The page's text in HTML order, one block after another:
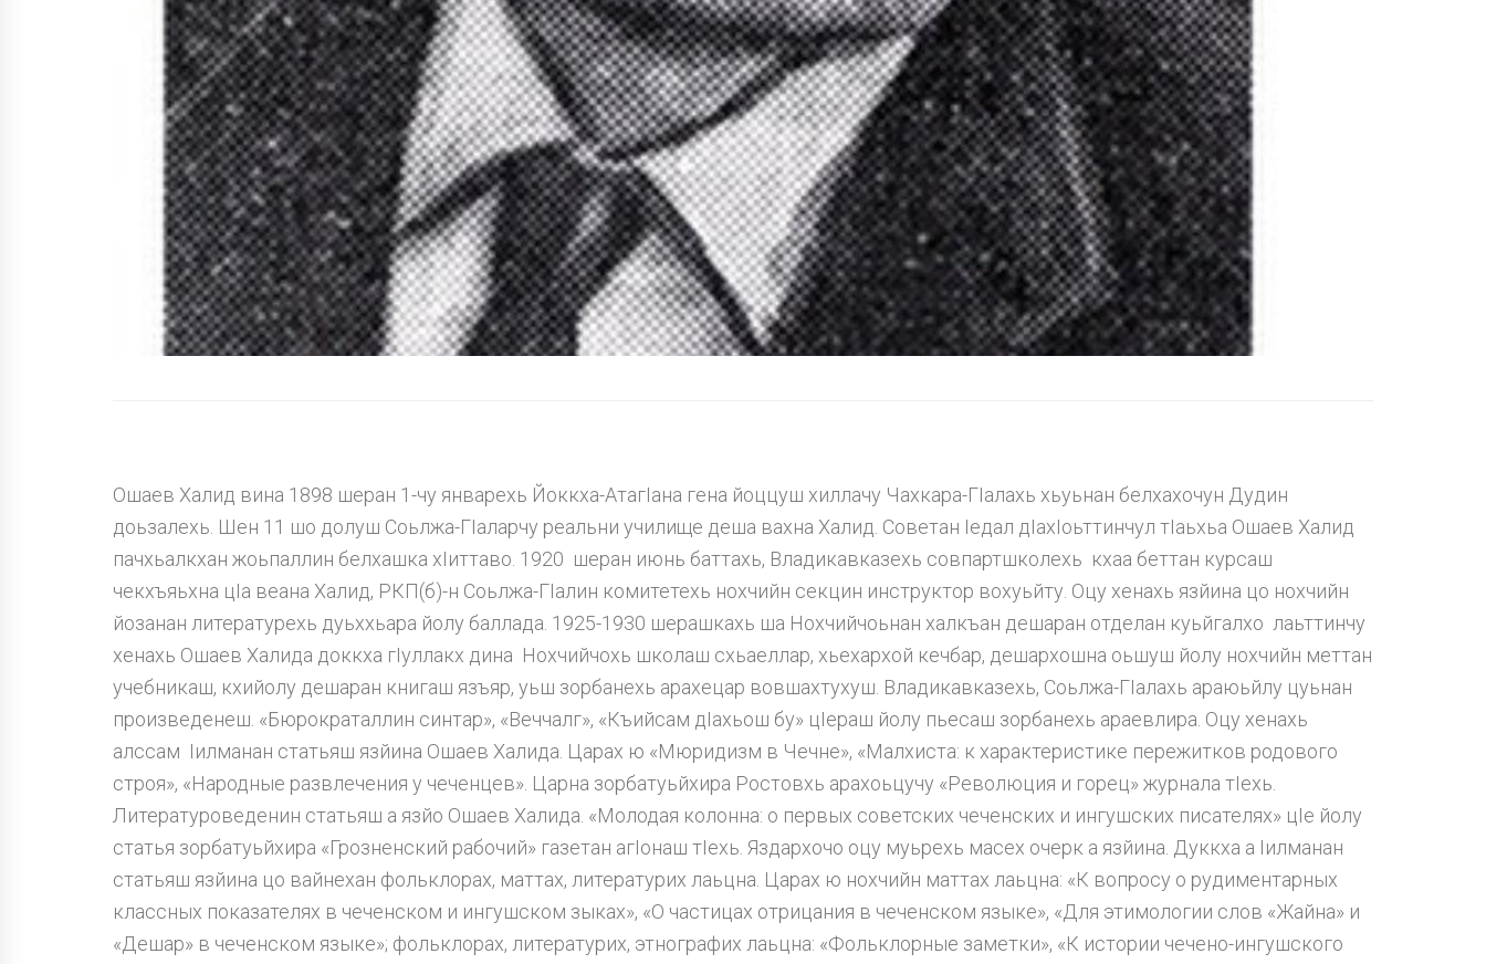
Ошаев Халид вина 1898 шеран 1-чу январехь Йоккха-АтагIана гена йоццуш хиллачу Чахкара-ГIалахь хьуьнан белхахочун Дудин
доьзалехь. Шен 11 шо долуш Соьлжа-ГIаларчу реальни училище деша вахна Халид. Советан Iедал дIахIоьттинчул тIаьхьа Ошаев Халид
пачхьалкхан жоьпаллин белхашка хIиттаво. 1920 шеран июнь баттахь, Владикавказехь совпартшколехь кхаа беттан курсаш
чекхъяьхна цIа веана Халид, РКП(б)-н Соьлжа-ГIалин комитетехь нохчийн секцин инструктор вохуьйту. Оцу хенахь язйина цо нохчийн
йозанан литературехь дуьххьара йолу баллада. 1925-1930 шерашкахь ша Нохчийчоьнан халкъан дешаран отделан куьйгалхо лаьттинчу
хенахь Ошаев Халида доккха гIуллакх дина Нохчийчохь школаш схьаеллар, хьехархой кечбар, дешархошна оьшуш йолу нохчийн меттан
учебникаш, кхийолу дешаран книгаш язъяр, уьш зорбанехь арахецар вовшахтухуш. Владикавказехь, Соьлжа-ГIалахь араюьйлу цуьнан
произведенеш. «Бюрократаллин синтар», «Веччалг», «Къийсам дIахьош бу» цIераш йолу пьесаш зорбанехь араевлира. Оцу хенахь
алссам Iилманан статьяш язйина Ошаев Халида. Царах ю «Мюридизм в Чечне», «Малхиста: к характеристике пережитков родового
строя», «Народные развлечения у чеченцев». Царна зорбатуьйхира Ростовхь арахоьцучу «Революция и горец» журнала тIехь.
Литературоведенин статьяш а язйо Ошаев Халида. «Молодая колонна: о первых советских чеченских и ингушских писателях» цIе йолу
статья зорбатуьйхира «Грозненский рабочий» газетан агIонаш тIехь. Яздархочо оцу муьрехь масех очерк а язйина. Дуккха а Iилманан
статьяш язйина цо вайнехан фольклорах, маттах, литературих лаьцна. Царах ю нохчийн маттах лаьцна: «К вопросу о рудиментарных
классных показателях в чеченском и ингушском зыках», «О частицах отрицания в чеченском языке», «Для этимологии слов «Жайна» и
«Дешар» в чеченском языке»; фольклорах, литературих, этнографих лаьцна: «Фольклорные заметки», «К истории чечено-ингушского